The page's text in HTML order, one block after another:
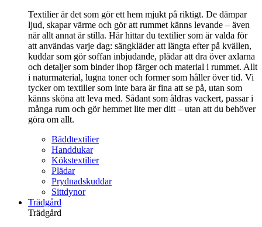
Textilier är det som gör ett hem mjukt på riktigt. De dämpar
ljud, skapar värme och gör att rummet känns levande – även
när allt annat är stilla. Här hittar du textilier som är valda för
att användas varje dag: sängkläder att längta efter på kvällen,
kuddar som gör soffan inbjudande, plädar att dra över axlarna
och detaljer som binder ihop färger och material i rummet. Allt
i naturmaterial, lugna toner och former som håller över tid. Vi
tycker om textilier som inte bara är fina att se på, utan som
känns sköna att leva med. Sådant som åldras vackert, passar i
många rum och gör hemmet lite mer ditt – utan att du behöver
göra om allt.
Bäddtextilier
Handdukar
Kökstextilier
Plädar
Prydnadskuddar
Sittdynor
Trädgård
Trädgård